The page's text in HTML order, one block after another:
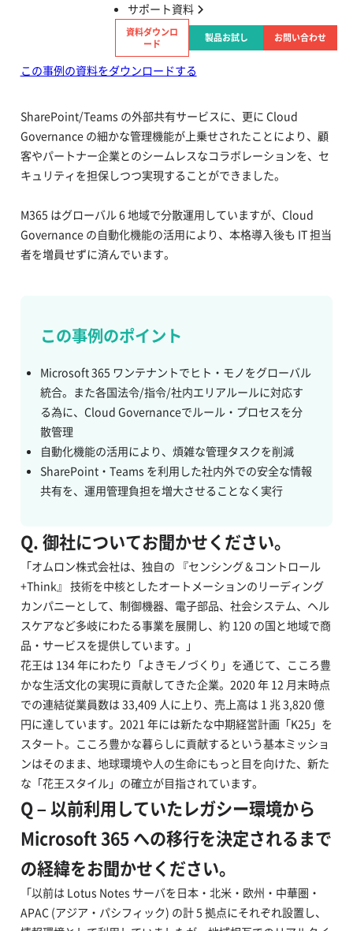
サポート資料
資料ダウンロ
ード
製品お試し お問い合わせ
セキュリティを強化したい
Cloud Governance
この事例の資料をダウンロードする
SharePoint/Teams の外部共有サービスに、更に Cloud
Governance の細かな管理機能が上乗せされたことにより、顧
客やパートナー企業とのシームレスなコラボレーションを、セ
キュリティを担保しつつ実現することができました。
M365 はグローバル 6 地域で分散運用していますが、Cloud
Governance の自動化機能の活用により、本格導入後も IT 担当
者を増員せずに済んでいます。
この事例のポイント
Microsoft 365 ワンテナントでヒト・モノをグローバル
統合。また各国法令/指令/社内エリアルールに対応す
る為に、Cloud Governanceでルール・プロセスを分
散管理
自動化機能の活用により、煩雑な管理タスクを削減
SharePoint・Teams を利用した社内外での安全な情報
共有を、運用管理負担を増大させることなく実行
Q. 御社についてお聞かせください。
「オムロン株式会社は、独自の 『センシング＆コントロール
+Think』 技術を中核としたオートメーションのリーディング
カンパニーとして、制御機器、電子部品、社会システム、ヘル
スケアなど多岐にわたる事業を展開し、約 120 の国と地域で商
品・サービスを提供しています。」
花王は 134 年にわたり「よきモノづくり」を通じて、こころ豊
かな生活文化の実現に貢献してきた企業。2020 年 12 月末時点
での連結従業員数は 33,409 人に上り、売上高は 1 兆 3,820 億
円に達しています。2021 年には新たな中期経営計画「K25」を
スタート。こころ豊かな暮らしに貢献するという基本ミッショ
ンはそのまま、地球環境や人の生命にもっと目を向けた、新た
な「花王スタイル」の確立が目指されています。
Q – 以前利用していたレガシー環境から
Microsoft 365 への移行を決定されるまで
の経緯をお聞かせください。
「以前は Lotus Notes サーバを日本・北米・欧州・中華圏・
APAC (アジア・パシフィック) の計 5 拠点にそれぞれ設置し、